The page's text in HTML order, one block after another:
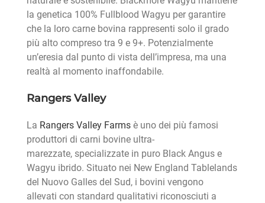
la genetica 100% Fullblood Wagyu per garantire
che la loro carne bovina rappresenti solo il grado
più alto compreso tra 9 e 9+. Potenzialmente
un’eresia dal punto di vista dell’impresa, ma una
realtà al momento inaffondabile.
Rangers Valley
La Rangers Valley Farmsè uno dei più famosi
produttori di carni bovine ultra-
marezzate, specializzate in puro Black Angus e
Wagyu ibrido. Situato nei New England Tablelands
del Nuovo Galles del Sud, i bovini vengono
allevati con standard qualitativi riconosciuti a